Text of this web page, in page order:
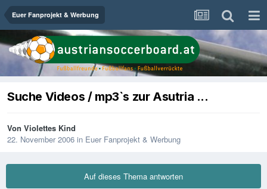
Euer Fanprojekt & Werbung
Suche Videos / mp3`s zur Asutria ...
Von Violettes Kind
22. November 2006 in Euer Fanprojekt & Werbung
Auf dieses Thema antworten